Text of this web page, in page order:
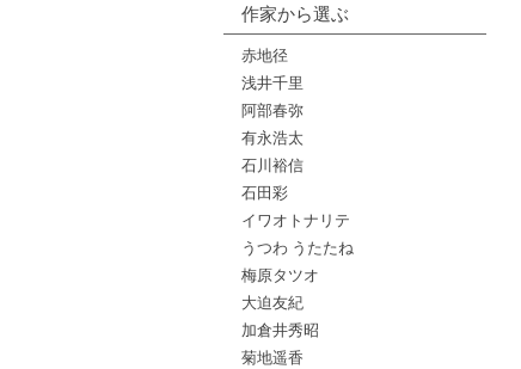
作家から選ぶ
赤地径
浅井千里
阿部春弥
有永浩太
石川裕信
石田彩
イワオトナリテ
うつわ うたたね
梅原タツオ
大迫友紀
加倉井秀昭
菊地遥香